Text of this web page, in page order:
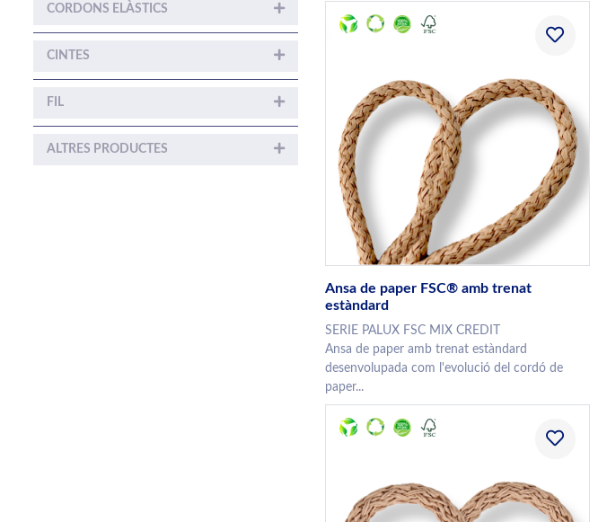
CORDONS ELÀSTICS
CINTES
FIL
ALTRES PRODUCTES
Ansa de paper FSC® amb trenat
estàndard
SERIE PALUX FSC MIX CREDIT
Ansa de paper amb trenat estàndard
desenvolupada com l'evolució del cordó de
paper...